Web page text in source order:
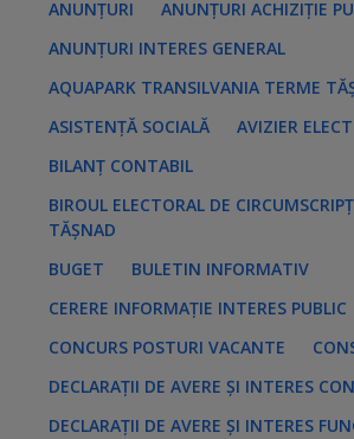
ANUNȚURI
ANUNȚURI ACHIZIȚIE
ANUNȚURI INTERES GENERAL
AQUAPARK TRANSILVANIA TERME
ASISTENȚĂ SOCIALĂ
AVIZIER
BILANȚ CONTABIL
BIROUL ELECTORAL DE
TĂȘNAD
BUGET
BULETIN INFORMATIV
CERERE INFORMAȚIE INTERES PUBLIC
CONCURS POSTURI VACANTE
DECLARAȚII DE AVERE ȘI INTERES
DECLARAȚII DE AVERE ȘI INTERES